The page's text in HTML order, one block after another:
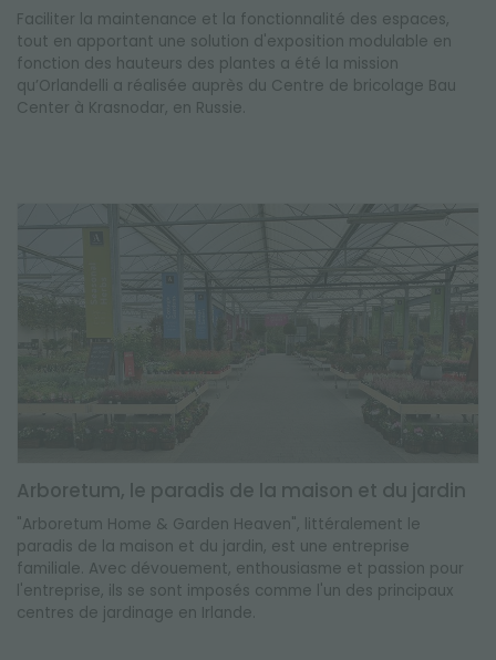
Faciliter la maintenance et la fonctionnalité des espaces,
tout en apportant une solution d'exposition modulable en
fonction des hauteurs des plantes a été la mission
qu’Orlandelli a réalisée auprès du Centre de bricolage Bau
Center à Krasnodar, en Russie.
Arboretum, le paradis de la maison et du jardin
"Arboretum Home & Garden Heaven", littéralement le
paradis de la maison et du jardin, est une entreprise
familiale. Avec dévouement, enthousiasme et passion pour
l'entreprise, ils se sont imposés comme l'un des principaux
centres de jardinage en Irlande.